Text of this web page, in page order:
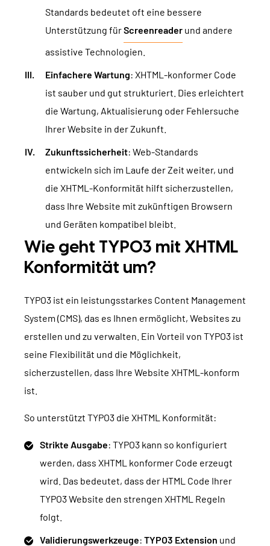
Standards bedeutet oft eine bessere
Unterstützung fürScreenreader und andere
assistive Technologien.
Einfachere Wartung: XHTML-konformer Code
ist sauber und gut strukturiert. Dies erleichtert
die Wartung, Aktualisierung oder Fehlersuche
Ihrer Website in der Zukunft.
Zukunftssicherheit: Web-Standards
entwickeln sich im Laufe der Zeit weiter, und
die XHTML-Konformität hilft sicherzustellen,
dass Ihre Website mit zukünftigen Browsern
und Geräten kompatibel bleibt.
Wie geht TYPO3 mit XHTML
Konformität um?
TYPO3 ist ein leistungsstarkes Content Management
System (CMS), das es Ihnen ermöglicht, Websites zu
erstellen und zu verwalten. Ein Vorteil von TYPO3 ist
seine Flexibilität und die Möglichkeit,
sicherzustellen, dass Ihre Website XHTML-konform
ist.
So unterstützt TYPO3 die XHTML Konformität:
Strikte Ausgabe: TYPO3 kann so konfiguriert
werden, dass XHTML konformer Code erzeugt
wird. Das bedeutet, dass der HTML Code Ihrer
TYPO3 Website den strengen XHTML Regeln
folgt.
Validierungswerkzeuge: TYPO3 Extension und